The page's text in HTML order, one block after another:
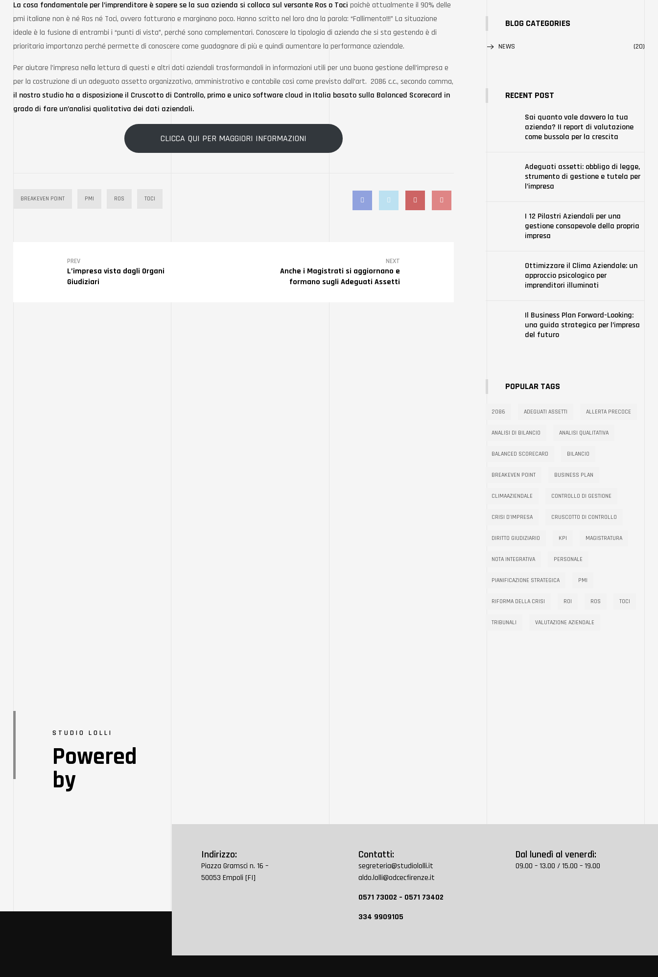
La cosa fondamentale per l’imprenditore è sapere se la sua azienda si colloca sul versante Ros o Toci poichè attualmente il 90% delle
pmi italiane non è né Ros né Toci, ovvero fatturano e marginano poco. Hanno scritto nel loro dna la parola: “Fallimento!!!” La situazione
ideale è la fusione di entrambi i “punti di vista”, perché sono complementari. Conoscere la tipologia di azienda che si sta gestendo è di
prioritaria importanza perché permette di conoscere come guadagnare di più e quindi aumentare la performance aziendale.
Per aiutare l’impresa nella lettura di questi e altri dati aziendali trasformandoli in informazioni utili per una buona gestione dell’impresa e
per la costruzione di un adeguato assetto organizzativo, amministrativo e contabile così come previsto dall’art. 2086 c.c., secondo comma,
il nostro studio ha a disposizione il Cruscotto di Controllo, primo e unico software cloud in Italia basato sulla Balanced Scorecard in
grado di fare un’analisi qualitativa dei dati aziendali.
CLICCA QUI PER MAGGIORI INFORMAZIONI
BREAKEVEN POINT PMI ROS TOCI Facebook Twitter Instagram
PREV
L’impresa vista dagli Organi
Giudiziari
NEXT
Anche i Magistrati si aggiornano e
formano sugli Adeguati Assetti
BLOG CATEGORIES
NEWS (20)
RECENT POST
Sai quanto vale davvero la tua
azienda? II report di valutazione
come bussola per la crescita
Adeguati assetti: obbligo di legge,
strumento di gestione e tutela per
l’impresa
I 12 Pilastri Aziendali per una
gestione consapevole della propria
impresa
Ottimizzare il Clima Aziendale: un
approccio psicologico per
imprenditori illuminati
Il Business Plan Forward-Looking:
una guida strategica per l’impresa
del futuro
POPULAR TAGS
2086 ADEGUATI ASSETTI ALLERTA PRECOCE
ANALISI DI BILANCIO ANALISI QUALITATIVA
BALANCED SCORECARD BILANCIO
BREAKEVEN POINT BUSINESS PLAN
CLIMAAZIENDALE CONTROLLO DI GESTIONE
CRISI D'IMPRESA CRUSCOTTO DI CONTROLLO
DIRITTO GIUDIZIARIO KPI MAGISTRATURA
NOTA INTEGRATIVA PERSONALE
PIANIFICAZIONE STRATEGICA PMI
RIFORMA DELLA CRISI ROI ROS TOCI
TRIBUNALI VALUTAZIONE AZIENDALE
STUDIO LOLLI
Powered
by
Indirizzo:
Piazza Gramsci n. 16 –
50053 Empoli [FI]
Contatti:
segreteria@studiololli.it
aldo.lolli@odcecfirenze.it
0571 73002 – 0571 73402
334 9909105
Dal lunedì al venerdì:
09.00 – 13.00 / 15.00 – 19.00